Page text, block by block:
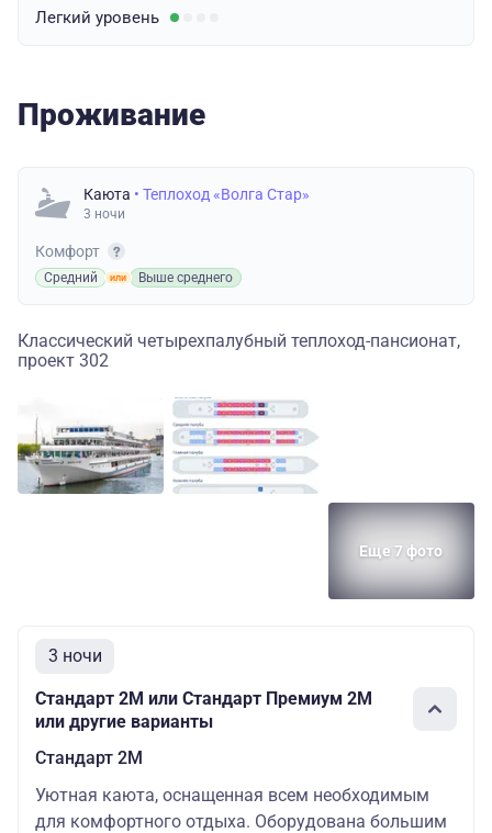
Легкий уровень
Проживание
Каюта • Теплоход «Волга Стар»
3 ночи
Комфорт
Средний Выше среднего
Классический четырехпалубный теплоход-пансионат,
проект 302
Еще 7 фото
3 ночи
Стандарт 2M или Стандарт Премиум 2М
или другие варианты
Стандарт 2M
Уютная каюта, оснащенная всем необходимым
для комфортного отдыха. Оборудована большим